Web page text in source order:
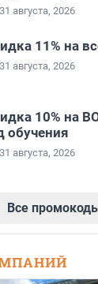
августа, 2026
11% на
августа, 2026
10% на
обучения
августа, 2026
Все